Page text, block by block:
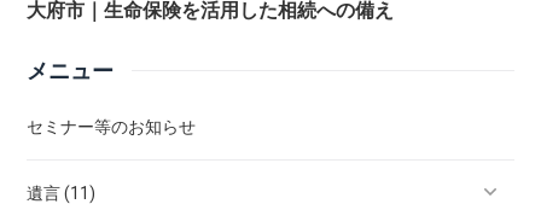
大府市｜生命保険を活用した相続への備え
メニュー
セミナー等のお知らせ
遺言 (11)